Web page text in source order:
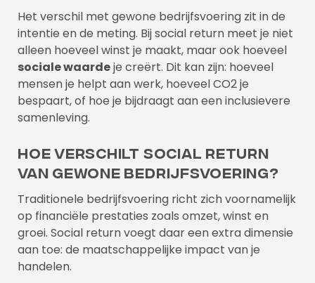
Het verschil met gewone bedrijfsvoering zit in de
intentie en de meting. Bij social return meet je niet
alleen hoeveel winst je maakt, maar ook hoeveel
sociale waardeje creërt. Dit kan zijn: hoeveel
mensen je helpt aan werk, hoeveel CO2 je
bespaart, of hoe je bijdraagt aan een inclusievere
samenleving.
Hoe verschilt social return
van gewone bedrijfsvoering?
Traditionele bedrijfsvoering richt zich voornamelijk
op financiële prestaties zoals omzet, winst en
groei. Social return voegt daar een extra dimensie
aan toe: de maatschappelijke impact van je
handelen.